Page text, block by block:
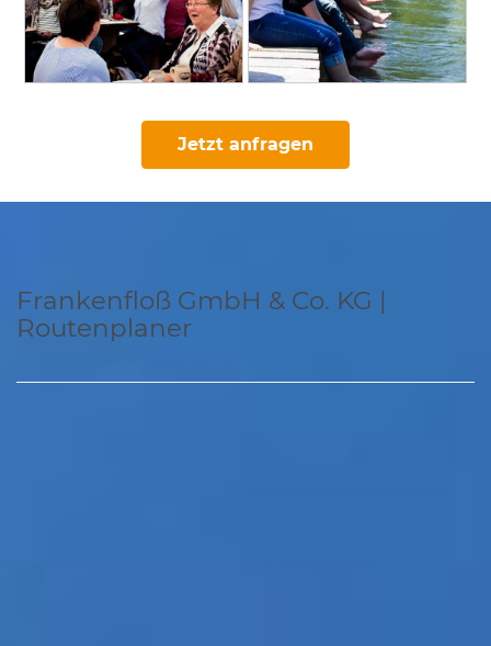
Jetzt anfragen
Frankenfloß GmbH & Co. KG |
Routenplaner